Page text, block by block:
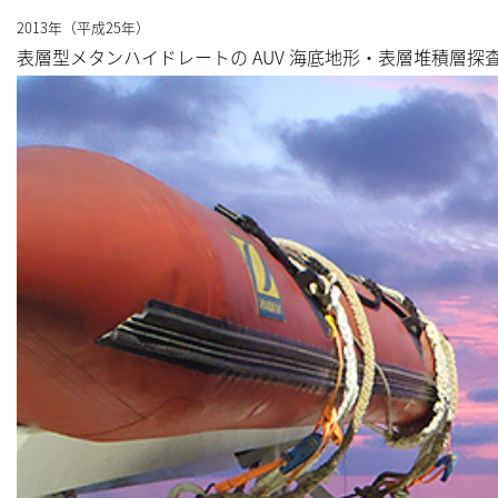
2013年（平成25年）
表層型メタンハイドレートの AUV 海底地形・表層堆積層探